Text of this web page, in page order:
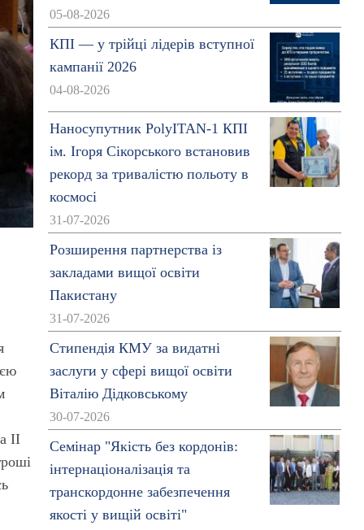
ІІ
05-08-2026
КПІ — у трійці лідерів вступної
кампанії 2026
04-08-2026
Наносупутник PolyITAN-1 КПІ
ім. Ігоря Сікорського встановив
рекорд за тривалістю польоту в
космосі
31-07-2026
Розширення партнерства із
закладами вищої освіти
Пакистану
31-07-2026
Стипендія КМУ за видатні
заслуги у сфері вищої освіти
Віталію Дідковському
30-07-2026
Семінар "Якість без кордонів:
інтернаціоналізація та
транскордонне забезпечення
якості у вищій освіті"